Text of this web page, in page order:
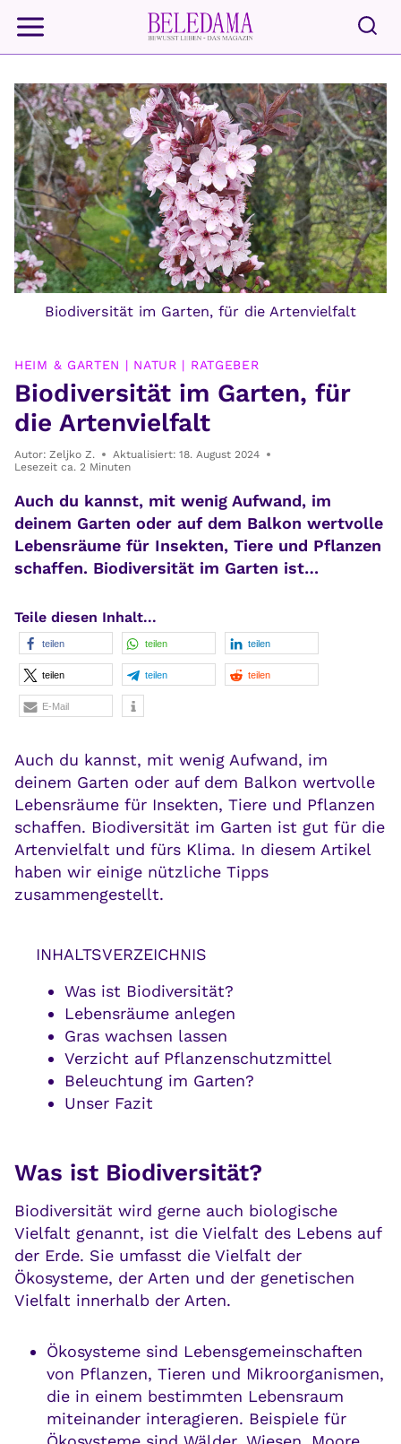
Inhalt
springen
Biodiversität im Garten, für die Artenvielfalt
HEIM & GARTEN | NATUR | RATGEBER
Biodiversität im Garten, für
die Artenvielfalt
Autor: Zeljko Z. Aktualisiert: 18. August 2024
Lesezeit ca. 2 Minuten
Auch du kannst, mit wenig Aufwand, im
deinem Garten oder auf dem Balkon wertvolle
Lebensräume für Insekten, Tiere und Pflanzen
schaffen. Biodiversität im Garten ist…
Teile diesen Inhalt...
teilen teilen teilen
teilen teilen teilen
E-Mail
Auch du kannst, mit wenig Aufwand, im
deinem Garten oder auf dem Balkon wertvolle
Lebensräume für Insekten, Tiere und Pflanzen
schaffen. Biodiversität im Garten ist gut für die
Artenvielfalt und fürs Klima. In diesem Artikel
haben wir einige nützliche Tipps
zusammengestellt.
INHALTSVERZEICHNIS
Was ist Biodiversität?
Lebensräume anlegen
Gras wachsen lassen
Verzicht auf Pflanzenschutzmittel
Beleuchtung im Garten?
Unser Fazit
Was ist Biodiversität?
Biodiversität wird gerne auch biologische
Vielfalt genannt, ist die Vielfalt des Lebens auf
der Erde. Sie umfasst die Vielfalt der
Ökosysteme, der Arten und der genetischen
Vielfalt innerhalb der Arten.
Ökosysteme sind Lebensgemeinschaften
von Pflanzen, Tieren und Mikroorganismen,
die in einem bestimmten Lebensraum
miteinander interagieren. Beispiele für